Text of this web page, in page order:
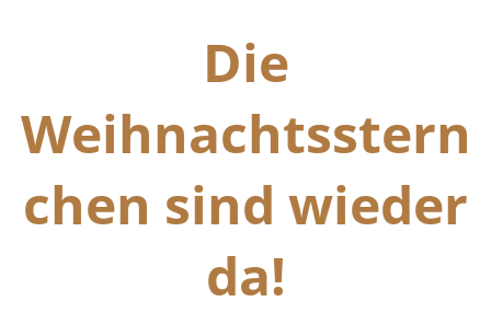
Die
Weihnachtsstern
chen sind wieder
da!